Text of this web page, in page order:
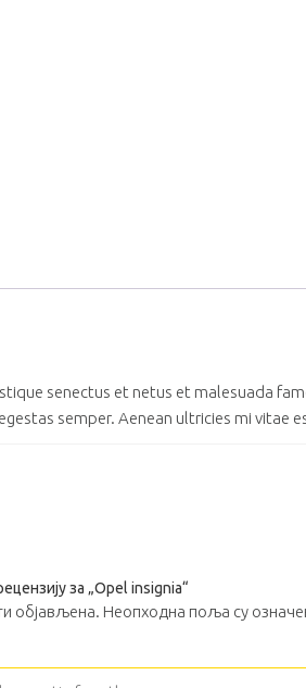
senectus et netus et malesuada
semper. Aenean ultricies mi vitae
за „Opel insignia“
објављена. Неопходна поља су